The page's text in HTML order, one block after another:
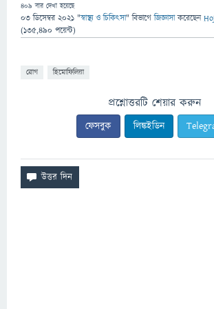
409 বার দেখা হয়েছে
03 ডিসেম্বর 2021 "স্বাস্থ্য ও চিকিৎসা" বিভাগে জিজ্ঞাসাকরেছেন
(135,490 পয়েন্ট)
রোগ হিমোফিলিয়া
প্রশ্নোত্তরটি শেয়ার করুন
ফেসবুক লিঙ্কইডিন